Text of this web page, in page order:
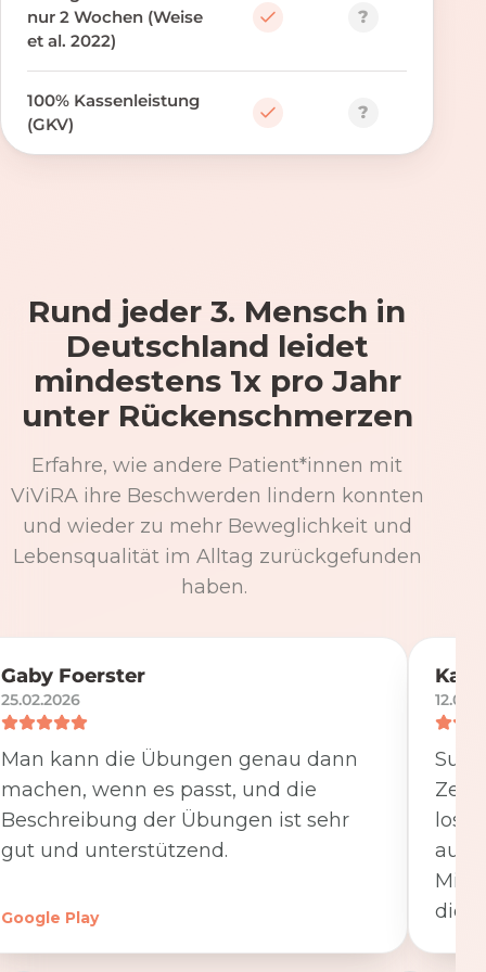
nur 2 Wochen (Weise
et al. 2022)
?
100% Kassenleistung
(GKV)
?
Rund jeder 3. Mensch in
Deutschland leidet
mindestens 1x pro Jahr
unter Rückenschmerzen
Erfahre, wie andere Patient*innen mit
ViViRA ihre Beschwerden lindern konnten
und wieder zu mehr Beweglichkeit und
Lebensqualität im Alltag zurückgefunden
haben.
Gaby Foerster
25.02.2026
Man kann die Übungen genau dann
machen, wenn es passt, und die
Beschreibung der Übungen ist sehr
gut und unterstützend.
Google Play
Zeit
die